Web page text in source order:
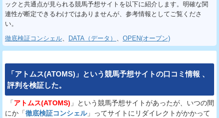
ックと共通点が見られる競馬予想サイトを以下に紹介します。明確な関
連性が断定できるわけではありませんが、参考情報としてご覧くださ
い。
徹底検証コンシェル、 DATA（データ） 、 OPEN(オープン)
「アトムス(ATOMS) 」という競馬予想サイトの口コミ情報 、
評判 を検証した。
「アトムス(ATOMS) 」という競馬予想サイトがあったが、いつの間
にか「徹底検証コンシェル」ってサイトにリダイレクトがかかって